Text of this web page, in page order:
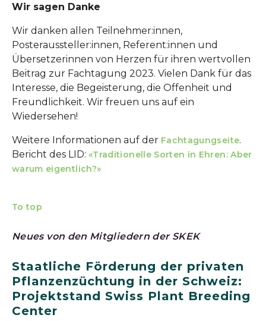
Wir sagen Danke
Wir danken allen Teilnehmer:innen,
Posteraussteller:innen, Referent:innen und
Übersetzerinnen von Herzen für ihren wertvollen
Beitrag zur Fachtagung 2023. Vielen Dank für das
Interesse, die Begeisterung, die Offenheit und
Freundlichkeit. Wir freuen uns auf ein
Wiedersehen!
Weitere Informationen auf der Fachtagungseite.
Bericht des LID: «Traditionelle Sorten in Ehren: Aber
warum eigentlich?»
To top
Neues von den Mitgliedern der SKEK
Staatliche Förderung der privaten
Pflanzenzüchtung in der Schweiz:
Projektstand Swiss Plant Breeding
Center